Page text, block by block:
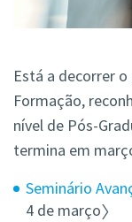
Está a decorrer
Formação,
nível de Pós-
termina em
Seminário
4 de março〉